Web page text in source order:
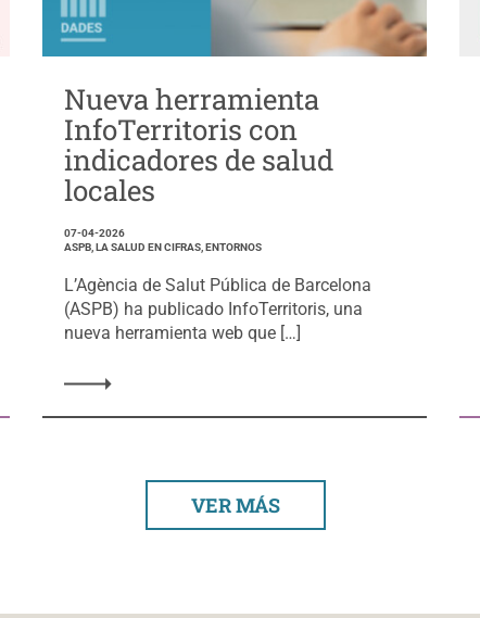
Nueva herramienta
InfoTerritoris con
indicadores de salud
locales
07-04-2026
ASPB, LA SALUD EN CIFRAS, ENTORNOS
L’Agència de Salut Pública de Barcelona
(ASPB) ha publicado InfoTerritoris, una
nueva herramienta web que […]
VER MÁS